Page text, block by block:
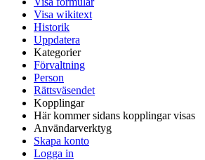
Visa wikitext
Historik
Uppdatera
Kategorier
Förvaltning
Person
Rättsväsendet
Kopplingar
Här kommer sidans kopplingar visas
Användarverktyg
Skapa konto
Logga in